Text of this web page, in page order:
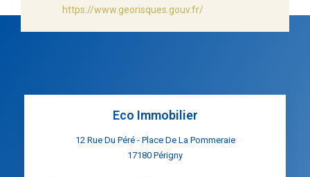
https://www.georisques.gouv.fr/
Eco Immobilier
12 Rue Du Péré - Place De La Pommeraie
17180 Périgny